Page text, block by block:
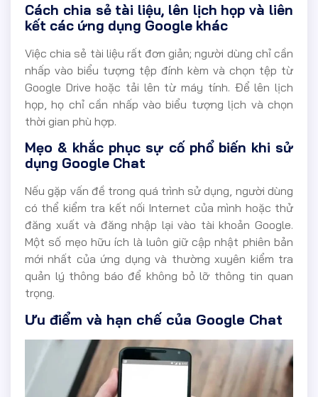
Cách chia sẻ tài liệu, lên lịch họp và liên
kết các ứng dụng Google khác
Việc chia sẻ tài liệu rất đơn giản; người dùng chỉ cần
nhấp vào biểu tượng tệp đính kèm và chọn tệp từ
Google Drive hoặc tải lên từ máy tính. Để lên lịch
họp, họ chỉ cần nhấp vào biểu tượng lịch và chọn
thời gian phù hợp.
Mẹo & khắc phục sự cố phổ biến khi sử
dụng Google Chat
Nếu gặp vấn đề trong quá trình sử dụng, người dùng
có thể kiểm tra kết nối Internet của mình hoặc thử
đăng xuất và đăng nhập lại vào tài khoản Google.
Một số mẹo hữu ích là luôn giữ cập nhật phiên bản
mới nhất của ứng dụng và thường xuyên kiểm tra
quản lý thông báo để không bỏ lỡ thông tin quan
trọng.
Ưu điểm và hạn chế của Google Chat